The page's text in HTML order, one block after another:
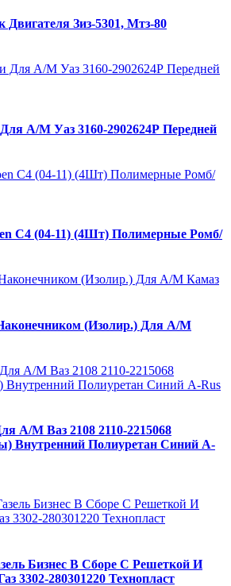
Зиз-5301, Мтз-80
А/М Уаз 3160-2902624Р Передней
С4 (04-11) (4Шт) Полимерные Ромб/
(Изолир.) Для А/М
А/М Ваз 2108 2110-2215068
Внутренний Полиуретан Синий A-
Бизнес В Сборе С Решеткой И
3302-280301220 Технопласт